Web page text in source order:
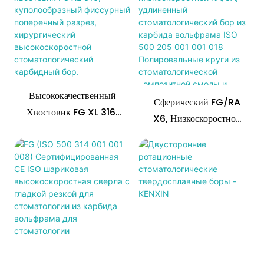
акриловый и
фарфоровый шпон. и т. д.
Цветное кольцо: нет
104 001 001 005
Форма: S1, ISO 001,
круглая
Хвостовик: HP, ISO 104,
2,35 мм, 3/32 дюйма
Размер рабочей части:
Общая длина: 44,5 мм
Преимущество: резка
Лезвий
Твердосплавный
Стоматологический Бор
Для Обрезки
Карбид Вольфрамовый
Бор Стоматологический
Endo Z Bur
Высококачественный
Хвостовик FG XL 316,
Фиссурный
Поперечный Разрез,
Хирургический
Высокоскоростной
Стоматологический
Карбидный Бор.
Сферический FG/RA
X6, Низкоскоростной
Стоматологический Бор
Из Карбида Вольфрама
ISO 500 205 001 001
018 Полировальные